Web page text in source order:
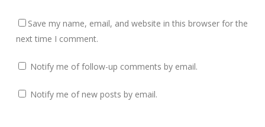
Save my name, email, and website in this browser for the
next time I comment.
Notify me of follow-up comments by email.
Notify me of new posts by email.